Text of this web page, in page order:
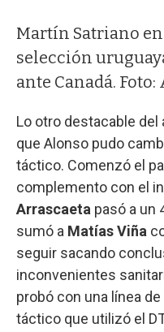
Martín Satriano
selección
ante Canadá. Foto:
Lo otro destacable
que Alonso pudo
táctico. Comenzó el
complemento con el
Arrascaeta pasó a un
sumó a Matías Viña
seguir sacando
inconvenientes
probó con una línea
táctico que utilizó el